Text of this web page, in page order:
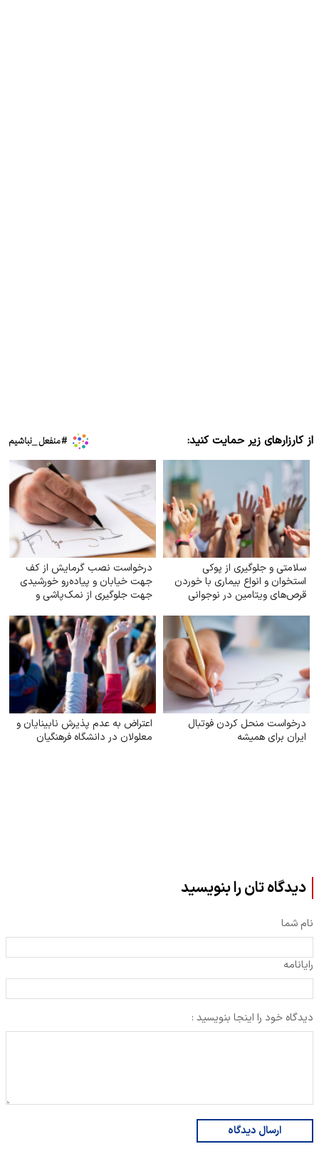
از کارزارهای زیر حمایت کنید:
سلامتی و جلوگیری از پوکی
استخوان و انواع بیماری با خوردن
قرص‌های ویتامین در نوجوانی
درخواست نصب گرمایش از کف
جهت خیابان و پیاده‌رو خورشیدی
جهت جلوگیری از نمک‌پاشی و
درخواست منحل کردن فوتبال
ایران برای همیشه
اعتراض به عدم پذیرش نابینایان و
معلولان در دانشگاه فرهنگیان
دیدگاه تان را بنویسید
نام شما
رایانامه
دیدگاه خود را اینجا بنویسید :
ارسال دیدگاه